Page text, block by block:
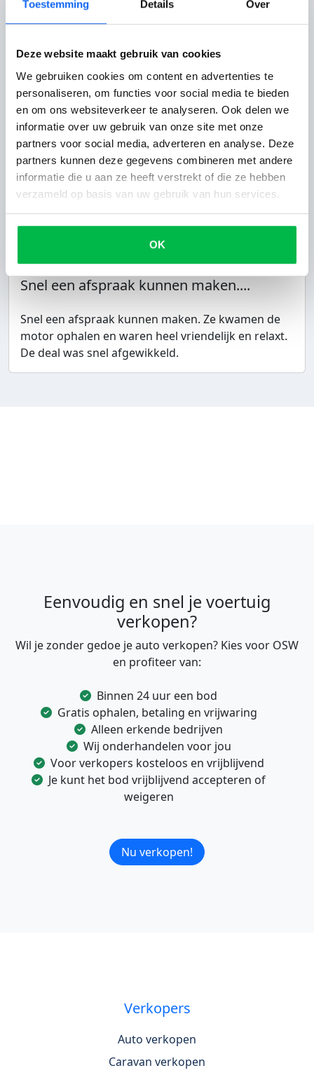
Toestemming Details Over
Deze website maakt gebruik van cookies
We gebruiken cookies om content en advertenties te
personaliseren, om functies voor social media te bieden
en om ons websiteverkeer te analyseren. Ook delen we
informatie over uw gebruik van onze site met onze
partners voor social media, adverteren en analyse. Deze
partners kunnen deze gegevens combineren met andere
informatie die u aan ze heeft verstrekt of die ze hebben
verzameld op basis van uw gebruik van hun services.
OK
Snel een afspraak kunnen maken....
motor ophalen en waren heel vriendelijk en relaxt.
De deal was snel afgewikkeld.
Ivan uit Ede
25-04-2022
PremiumMobility
Service
7
Klantvriendelijk
7
Totaalcijfer bedrijf:7
Snel een afspraak kunnen maken....
Snel een afspraak kunnen maken. Ze kwamen de
motor ophalen en waren heel vriendelijk en relaxt.
De deal was snel afgewikkeld.
Eenvoudig en snel je voertuig
verkopen?
Wil je zonder gedoe je auto verkopen? Kies voor OSW
en profiteer van:
Binnen 24 uur een bod
Gratis ophalen, betaling en vrijwaring
Alleen erkende bedrijven
Wij onderhandelen voor jou
Voor verkopers kosteloos en vrijblijvend
Je kunt het bod vrijblijvend accepteren of
weigeren
Nu verkopen!
Verkopers
Auto verkopen
Caravan verkopen